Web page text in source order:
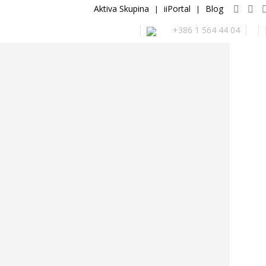
Aktiva Skupina | iiPortal | Blog
+386 1 564 44 04